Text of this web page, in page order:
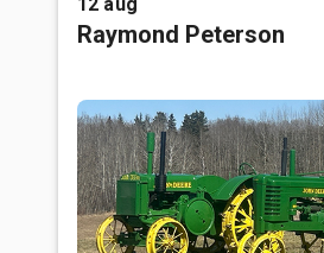
Raymond Peterson